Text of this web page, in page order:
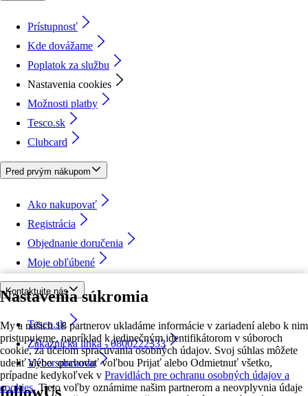
Nastavenia súkromia
My a našich 18 partnerov ukladáme informácie v zariadení alebo k nim
pristupujeme, napríklad k jedinečným identifikátorom v súboroch
cookie, za účelom spracúvania osobných údajov. Svoj súhlas môžete
udeliť alebo spravovať voľbou Prijať alebo Odmietnuť všetko,
prípadne kedykoľvek v Pravidlách pre ochranu osobných údajov a
cookies. Tieto voľby oznámime našim partnerom a neovplyvnia údaje
Prístupnosť
Kde dovážame
Poplatok za službu
Nastavenia cookies
Možnosti platby
Tesco.sk
Clubcard
Pred prvým nákupom
Ako nakupovať
Registrácia
Objednanie doručenia
Moje obľúbené
Kontaktujte nás
Tesco.sk
Zákaznícka linka - 0800222333
Výber obchodu
followUs